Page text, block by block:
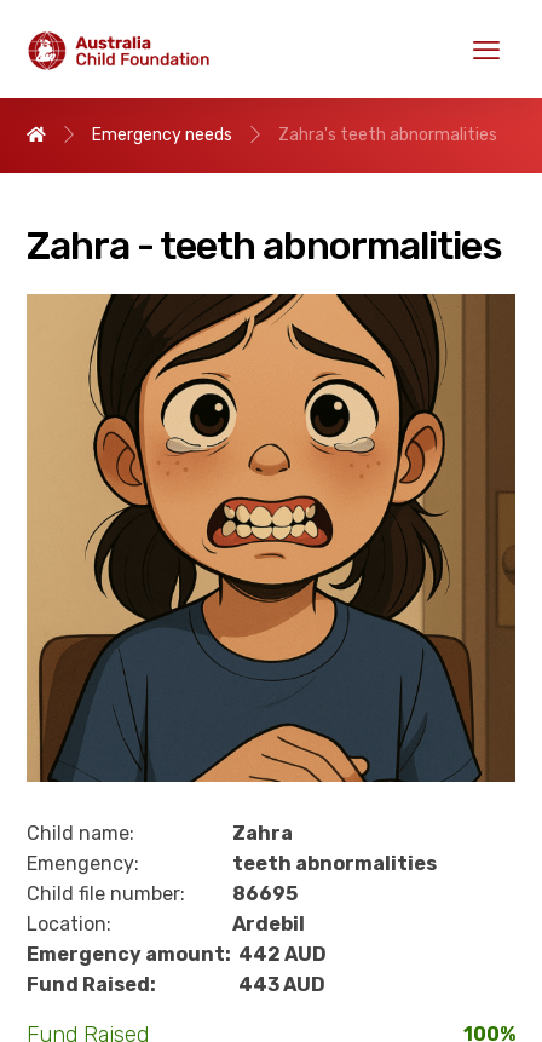
Emergency needs Zahra's teeth abnormalities
Zahra - teeth abnormalities
Child name:
Zahra
Emengency:
teeth abnormalities
Child file number:
86695
Location:
Ardebil
Emergency amount: 442 AUD
Fund Raised:
443 AUD
Fund Raised 100%